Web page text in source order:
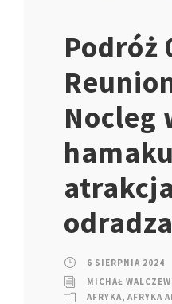
Podróż
Nocleg
6 SIERPNIA 2024
MICHAŁ
AFRYKA, AFRYKA